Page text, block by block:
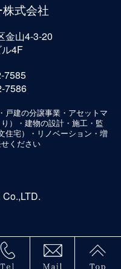
株式会社
金山4-3-20
4F
7585
7586
戸建の分譲事業・アセットマ
）・建物の設計・施工・監
住宅）・リノベーション・増
ください